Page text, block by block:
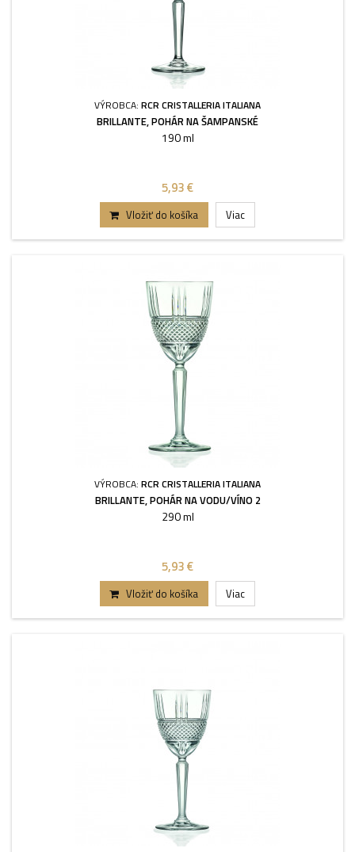
VÝROBCA: RCR CRISTALLERIA ITALIANA
BRILLANTE, POHÁR NA ŠAMPANSKÉ
190 ml
5,93 €
Vložiť do košíka Viac
VÝROBCA: RCR CRISTALLERIA ITALIANA
BRILLANTE, POHÁR NA VODU/VÍNO 2
290 ml
5,93 €
Vložiť do košíka Viac